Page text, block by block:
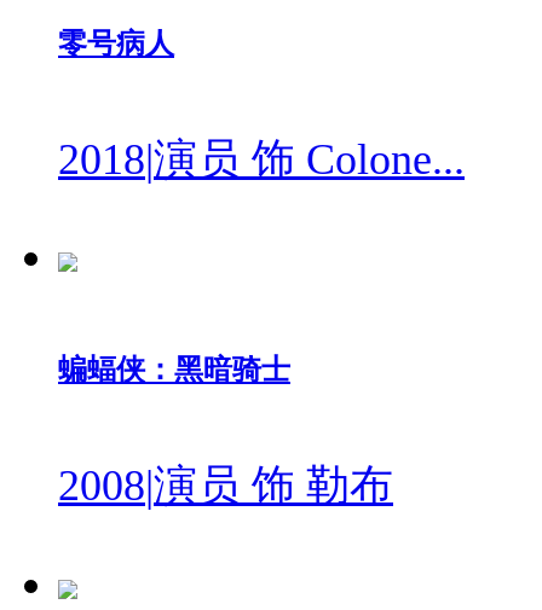
零号病人
2018|演员 饰 Colone...
蝙蝠侠：黑暗骑士
2008|演员 饰 勒布